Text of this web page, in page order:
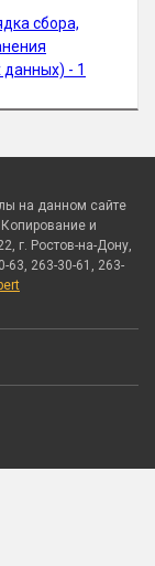
сбора,
- 1
на данном сайте
и
г. Ростов-на-Дону,
63, 263-30-61, 263-